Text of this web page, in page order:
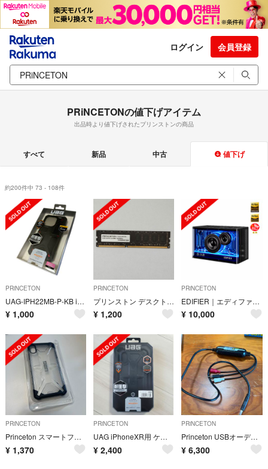
ログイン 会員登録
PRiNCETONの値下げアイテム
出品時より値下げされたプリンストンの商品
すべて 新品 中古 値下げ
約200件中 73 - 108件
PRiNCETON
UAG-IPH22MB-P-KB iPhone 14pro対応
¥ 1,000
PRiNCETON
プリンストン デスクトップ用メモリ 8GB PC3-12800
¥ 1,200
PRiNCETON
EDIFIER｜エディファイア ブルートゥーススピーカー ブラック ED-QD3
¥ 10,000
PRiNCETON
Princeton スマートフォンケース UAG-IPH18L-IC
¥ 1,370
PRiNCETON
UAG iPhoneXR用 ケース Monarch/ブラック
¥ 2,400
PRiNCETON
Princeton USBオーディオキャプチャユニット
¥ 6,300